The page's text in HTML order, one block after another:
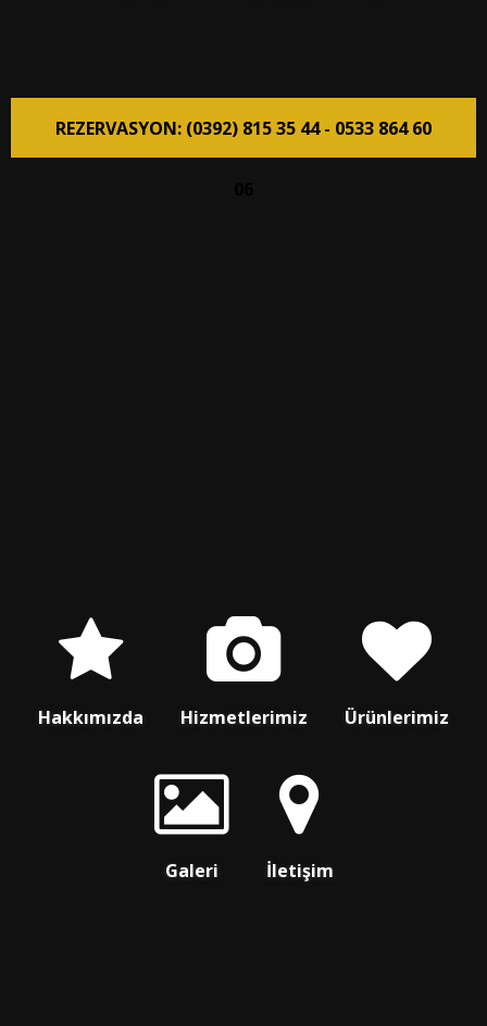
REZERVASYON: (0392) 815 35 44 - 0533 864 60
Hakkımızda Hizmetlerimiz Ürünlerimiz
Galeri İletişim